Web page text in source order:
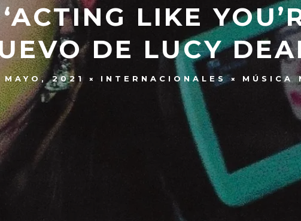
LIKE
DE LUCY
MAYO, 2021 INTERNACIONALES MÚSICA